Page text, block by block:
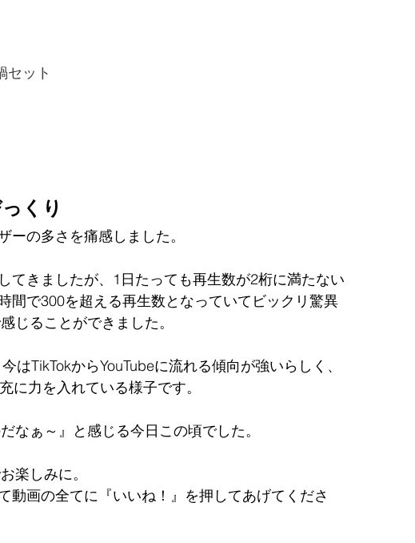
セット
くり
ーの多さを痛感しました。
てきましたが、1日たっても再生数が2桁に満たない
間で300を超える再生数となっていてビックリ驚異
じることができました。
はTikTokからYouTubeに流れる傾向が強いらしく、
に力を入れている様子です。
なぁ～』と感じる今日この頃でした。
楽しみに。
動画の全てに『いいね！』を押してあげてくださ